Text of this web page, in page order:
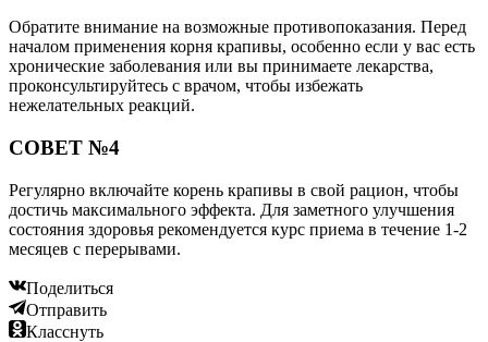
Обратите внимание на возможные противопоказания. Перед
началом применения корня крапивы, особенно если у вас есть
хронические заболевания или вы принимаете лекарства,
проконсультируйтесь с врачом, чтобы избежать
нежелательных реакций.
СОВЕТ №4
Регулярно включайте корень крапивы в свой рацион, чтобы
достичь максимального эффекта. Для заметного улучшения
состояния здоровья рекомендуется курс приема в течение 1-2
месяцев с перерывами.
Поделиться
Отправить
Класснуть